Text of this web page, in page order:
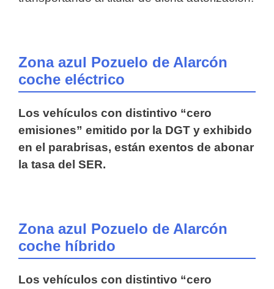
Zona azul Pozuelo de Alarcón
coche eléctrico
Los vehículos con distintivo “cero
emisiones” emitido por la DGT y exhibido
en el parabrisas, están exentos de abonar
la tasa del SER.
Zona azul Pozuelo de Alarcón
coche híbrido
Los vehículos con distintivo “cero